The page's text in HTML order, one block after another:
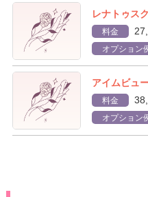
レナトゥス
料金
オプション
アイムビュ
料金
オプション